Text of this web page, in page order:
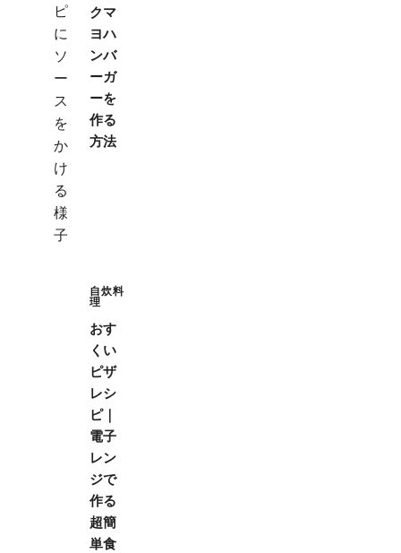
クマ
ヨハ
ンバ
ーガ
ーを
作る
方法
自炊料
理
おす
くい
ピザ
レシ
ピ｜
電子
レン
ジで
作る
超簡
単食